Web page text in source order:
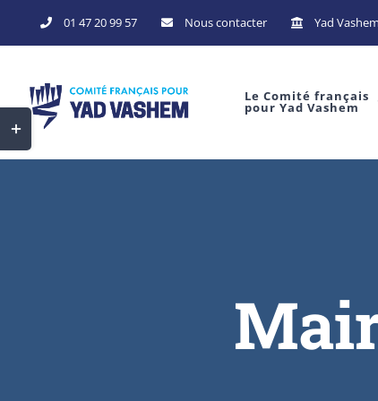
to
01 47 20 99 57 Nous contacter Yad
Le Comité français
pour Yad Vashem
Toggle
Sliding